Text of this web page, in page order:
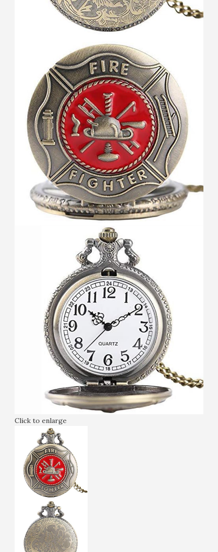
Click to enlarge